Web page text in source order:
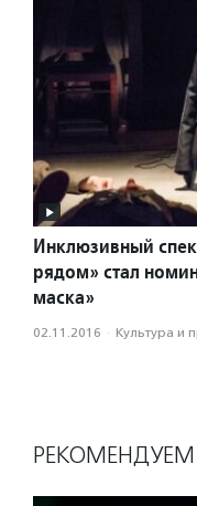
Инклюзивный
рядом» стал
маска»
02.11.2016 · Культура и
РЕКОМЕНДУЕМ